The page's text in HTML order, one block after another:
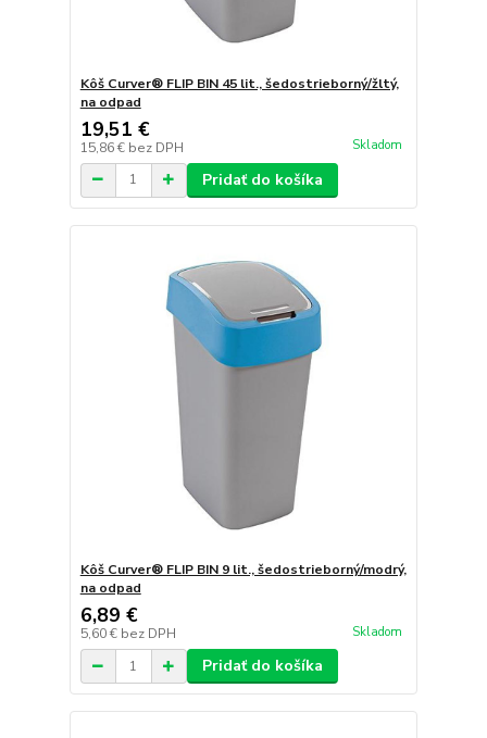
Kôš Curver® FLIP BIN 45 lit., šedostrieborný/žltý,
na odpad
19,51 €
15,86 € bez DPH Skladom
Pridať do košíka
Kôš Curver® FLIP BIN 9 lit., šedostrieborný/modrý,
na odpad
6,89 €
5,60 € bez DPH Skladom
Pridať do košíka